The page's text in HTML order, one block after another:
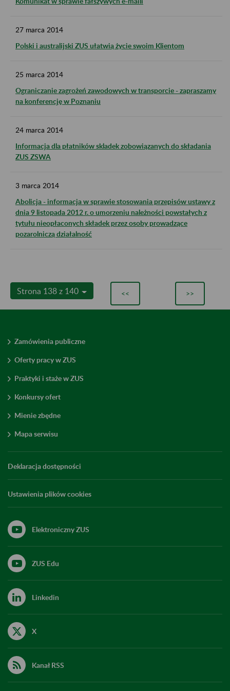
27 marca 2014
Polski i australijski ZUS ułatwią życie swoim Klientom
25 marca 2014
Ograniczanie zagrożeń zawodowych w transporcie - zapraszamy
na konferencję w Poznaniu
24 marca 2014
Informacja dla płatników skladek zobowiązanych do składania
ZUS ZSWA
3 marca 2014
Abolicja - informacja w sprawie stosowania przepisów ustawy z
dnia 9 listopada 2012 r. o umorzeniu należności powstałych z
tytułu nieopłaconych składek przez osoby prowadzące
pozarolniczą działalność
Strona 138 z 140 << >>
Zamówienia publiczne
Oferty pracy w ZUS
Praktyki i staże w ZUS
Konkursy ofert
Mienie zbędne
Mapa serwisu
Deklaracja dostępności
Ustawienia plików cookies
Elektroniczny ZUS
ZUS Edu
Linkedin
X
Kanał RSS